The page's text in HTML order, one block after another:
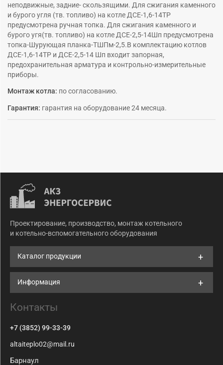
неподвижные, задние- скользящими. Для сжигания каменного
и бурого угля (тв. топливо) на котле ДСЕ-1,6-14ТР
предусмотрена ручная топка. Для сжигания каменного и
бурого угя(тв. топливо) на котле ДСЕ-2,5-14Шп предусмотрена
топка-Шурующая планка-ТШПм-2,5.В комплектацию котлов
ДСЕ-1,6-14ТР и ДСЕ-2,5-14 Шп входит запорная,
предохранительная арматура и контрольно-измерительные
приборы.
Монтаж котла: по согласованию.
Гарантия: гарантия на оборудование 24 месяца.
Проектирование, производство, монтаж котельного
и котельно-вспомогательного оборудования
Каталог продукции
Информация
Контакты
+7 (3852) 99-33-39
altaiteplo02@mail.ru
Барнаул